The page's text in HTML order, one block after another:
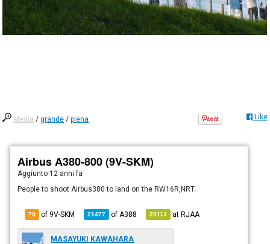
Media /grande /piena Like
Airbus A380-800 (9V-SKM)
Aggiunto 12 anni fa
People to shoot Airbus380 to land on the RW16R,NRT.
79 of 9V-SKM 21477 of A388 20113 atRJAA
MASAYUKI KAWAHARA